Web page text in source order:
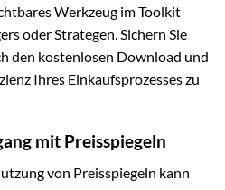
Werkzeug im Toolkit
oder Strategen. Sichern Sie
den kostenlosen Download und
Ihres Einkaufsprozesses zu
mit Preisspiegeln
von Preisspiegeln kann